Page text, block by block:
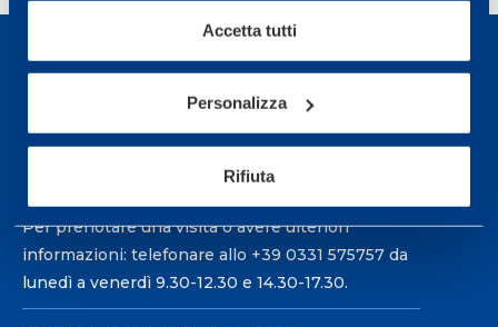
Accetta tutti
Personalizza
Rifiuta
Sport Service Mapei S.r.l. - Via Busto Fagnano 38,
21057 Olgiate Olona (Varese) Italia.
Per prenotare una visita o avere ulteriori
informazioni: telefonare allo +39 0331 575757 da
lunedì a venerdì 9.30-12.30 e 14.30-17.30.